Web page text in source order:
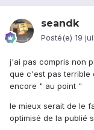
seandk
Posté(e) 19
j'ai pas compris non
que c'est pas terrible
encore " au point "
le mieux serait de le
optimisé de la publié